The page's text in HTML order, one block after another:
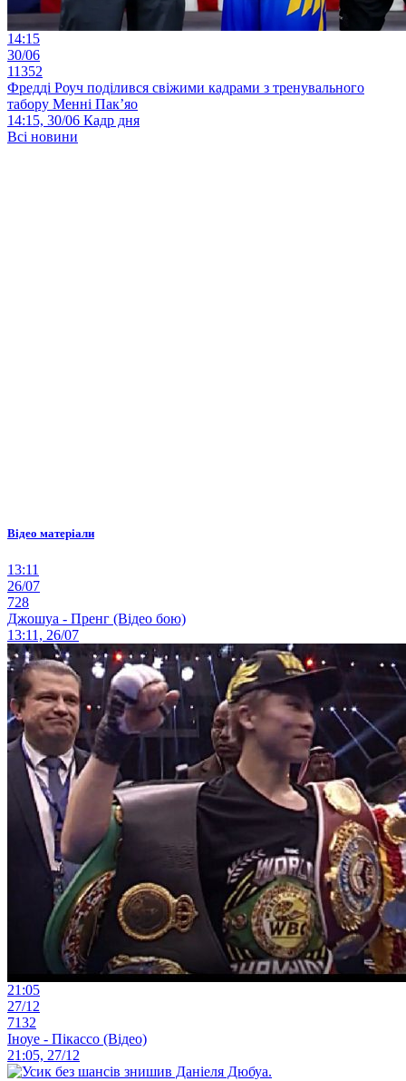
14:15
30/06
11352
Фредді Роуч поділився свіжими кадрами з тренувального
табору Менні Пак’яо
14:15, 30/06 Кадр дня
Всі новини
Відео матеріали
13:11
26/07
728
Джошуа - Пренг (Відео бою)
13:11, 26/07
21:05
27/12
7132
Іноуе - Пікассо (Відео)
21:05, 27/12